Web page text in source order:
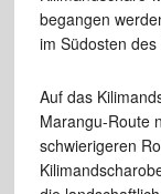
begangen
im Südosten
Auf das
Marangu-Route
schwierigeren